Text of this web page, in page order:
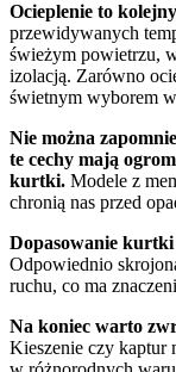
Ocieplenie to
przewidywanych
świeżym powietrzu,
izolacją. Zarówno
świetnym wyborem
Nie można
te cechy mają
kurtki. Modele z
chronią nas przed
Dopasowanie
Odpowiednio
ruchu, co ma
Na koniec warto
Kieszenie czy kaptur